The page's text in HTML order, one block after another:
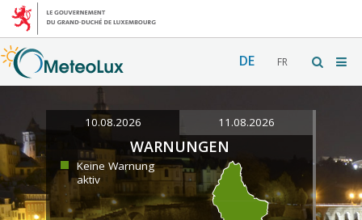
DE FR
10.08.2026 11.08.2026
WARNUNGEN
Keine Warnung
aktiv